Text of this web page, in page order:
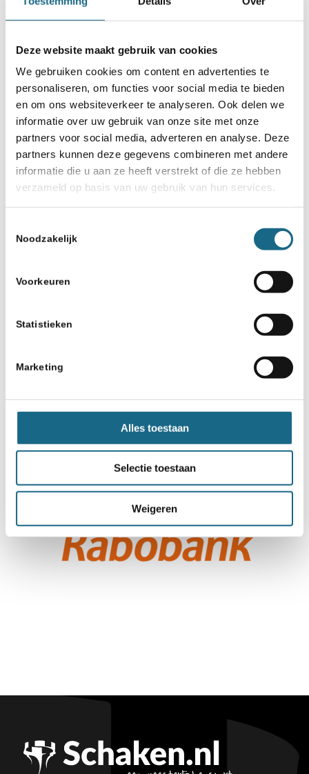
Deze website maakt gebruik van cookies
We gebruiken cookies om content en advertenties te
personaliseren, om functies voor social media te bieden
en om ons websiteverkeer te analyseren. Ook delen we
informatie over uw gebruik van onze site met onze
partners voor social media, adverteren en analyse. Deze
partners kunnen deze gegevens combineren met andere
informatie die u aan ze heeft verstrekt of die ze hebben
verzameld op basis van uw gebruik van hun services.
Noodzakelijk
Voorkeuren
Statistieken
Marketing
Alles toestaan
Selectie toestaan
Weigeren